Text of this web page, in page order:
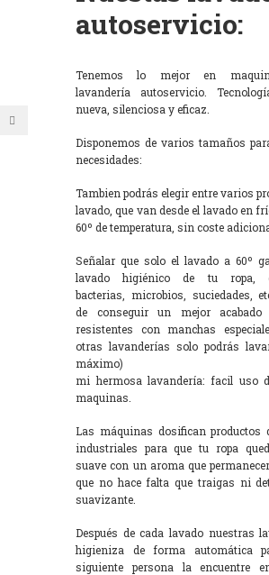
autoservicio:
Tenemos lo mejor en
lavandería autoservicio.
nueva, silenciosa y eficaz.
Disponemos de varios tamaños
necesidades:
Tambien podrás elegir entre varios
lavado, que van desde el lavado en
60º de temperatura, sin coste
Señalar que solo el lavado a 60º
lavado higiénico de tu ropa,
bacterias, microbios, suciedades,
de conseguir un mejor acabado
resistentes con manchas
otras lavanderías solo podrás
máximo)
mi hermosa lavandería: facil uso
maquinas.
Las máquinas dosifican productos
industriales para que tu ropa
suave con un aroma que
que no hace falta que traigas ni
suavizante.
Después de cada lavado nuestras
higieniza de forma automática
siguiente persona la encuentre